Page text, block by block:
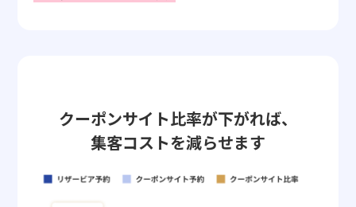
クーポンサイト比率が下がれば、
集客コストを減らせます